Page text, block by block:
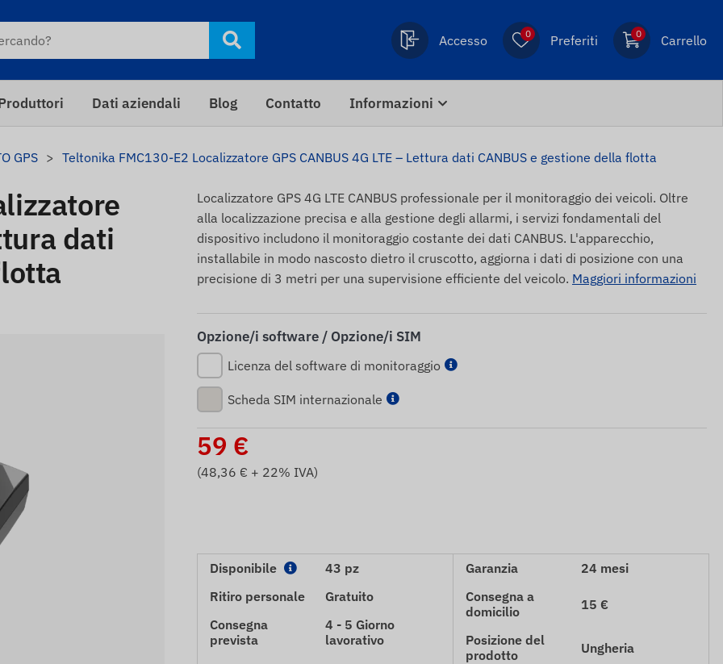
Accesso 0 Preferiti 0 Carrello
Dati aziendali Blog Contatto Informazioni
GPS Teltonika FMC130-E2 Localizzatore GPS CANBUS 4G LTE – Lettura dati CANBUS e gestione della flotta
dati
Localizzatore GPS 4G LTE CANBUS professionale per il monitoraggio dei veicoli. Oltre
alla localizzazione precisa e alla gestione degli allarmi, i servizi fondamentali del
dispositivo includono il monitoraggio costante dei dati CANBUS. L'apparecchio,
installabile in modo nascosto dietro il cruscotto, aggiorna i dati di posizione con una
precisione di 3 metri per una supervisione efficiente del veicolo. Maggiori informazioni
Opzione/i software / Opzione/i SIM
Licenza del software di monitoraggio
Scheda SIM internazionale
59 €
(48,36 € + 22% IVA)
Disponibile
43 pz
Ritiro personale
Gratuito
Consegna
prevista
4 - 5 Giorno
lavorativo
Garanzia
24 mesi
Consegna a
domicilio
15 €
Posizione del
prodotto
Ungheria